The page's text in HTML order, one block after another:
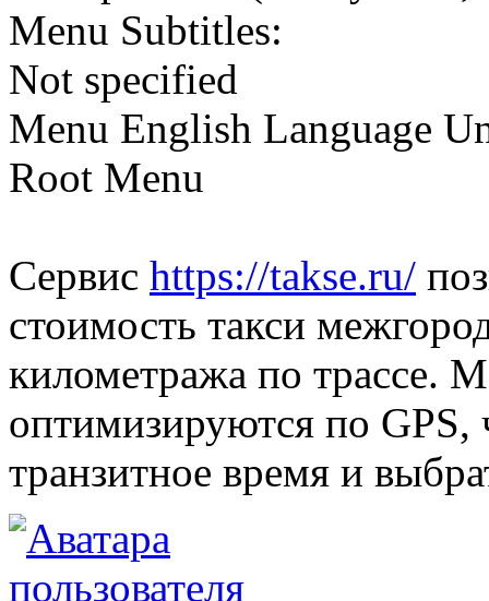
Menu Subtitles:
Not specified
Menu English Language
Root Menu
Сервис https://takse.ru/
стоимость такси
километража по трассе.
оптимизируются по GPS,
транзитное время и